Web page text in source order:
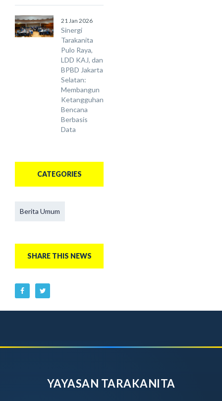
21 Jan 2026
Sinergi
Tarakanita
Pulo Raya,
LDD KAJ, dan
BPBD Jakarta
Selatan:
Membangun
Ketangguhan
Bencana
Berbasis
Data
CATEGORIES
Berita Umum
SHARE THIS NEWS
YAYASAN TARAKANITA